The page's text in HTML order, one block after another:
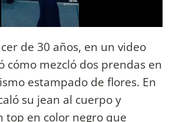
de 30 años, en un video
cómo mezcló dos prendas en
estampado de flores. En
su jean al cuerpo y
top en color negro que